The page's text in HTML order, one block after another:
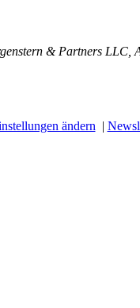
& Partners LLC,
ändern |